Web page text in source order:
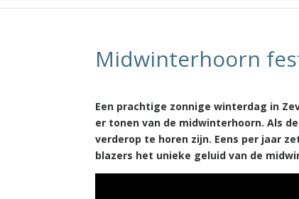
Midwinterhoorn
Een prachtige zonnige winterdag in
er tonen van de midwinterhoorn. Als
verderop te horen zijn. Eens per jaar
blazers het unieke geluid van de